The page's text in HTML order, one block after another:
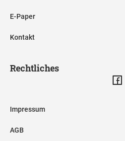
E-Paper
Kontakt
Rechtliches
Impressum
AGB